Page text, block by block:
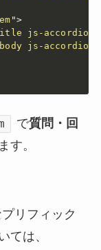
">
js-
js-
で質問・回
す。
リフィック
ては、